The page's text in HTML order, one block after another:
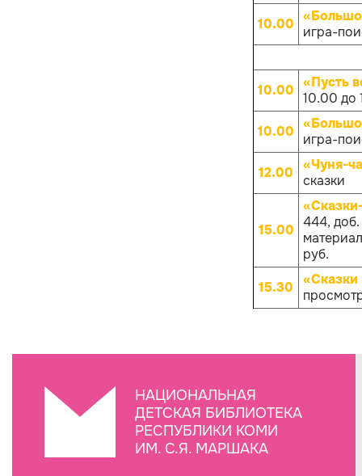
10.00
игра-
10.00 «Пусть
10.00 до
10.00
игра-
12.00
«Чуня-
сказки
15.00 444,
руб.
15.30
«Сказки
НАЦИОНАЛЬНАЯ
ДЕТСКАЯ БИБЛИОТЕКА
РЕСПУБЛИКИ КОМИ
ИМ. С.Я. МАРШАКА